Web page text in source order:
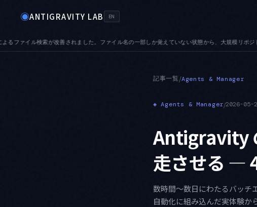
◉ANTIGRAVITY LAB EN
ない状態から、大規模リポジトリでも目的のファイルへ辿り着けます●AUDIO — 音声ファイ
記事一覧/Agents & Manager
◈ Agents & Manager/2026-05-
Antigravity
走させる —
数時間〜数日にわたるバッチ
自動化に組み込んだ実体験か